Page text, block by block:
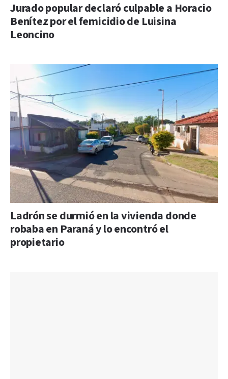
Jurado popular declaró culpable a Horacio
Benítez por el femicidio de Luisina
Leoncino
Ladrón se durmió en la vivienda donde
robaba en Paraná y lo encontró el
propietario